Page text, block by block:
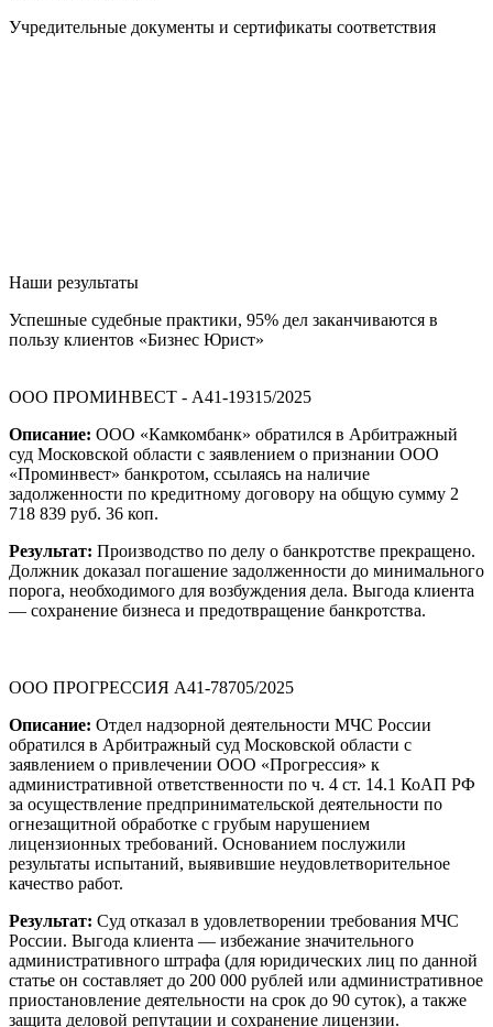
Учредительные документы и сертификаты соответствия
Наши результаты
Успешные судебные практики, 95% дел заканчиваются в
пользу клиентов «Бизнес Юрист»
ООО ПРОМИНВЕСТ - А41-19315/2025
Описание: ООО «Камкомбанк» обратился в Арбитражный
суд Московской области с заявлением о признании ООО
«Проминвест» банкротом, ссылаясь на наличие
задолженности по кредитному договору на общую сумму 2
718 839 руб. 36 коп.
Результат: Производство по делу о банкротстве прекращено.
Должник доказал погашение задолженности до минимального
порога, необходимого для возбуждения дела. Выгода клиента
— сохранение бизнеса и предотвращение банкротства.
ООО ПРОГРЕССИЯ А41-78705/2025
Описание: Отдел надзорной деятельности МЧС России
обратился в Арбитражный суд Московской области с
заявлением о привлечении ООО «Прогрессия» к
административной ответственности по ч. 4 ст. 14.1 КоАП РФ
за осуществление предпринимательской деятельности по
огнезащитной обработке с грубым нарушением
лицензионных требований. Основанием послужили
результаты испытаний, выявившие неудовлетворительное
качество работ.
Результат: Суд отказал в удовлетворении требования МЧС
России. Выгода клиента — избежание значительного
административного штрафа (для юридических лиц по данной
статье он составляет до 200 000 рублей или административное
приостановление деятельности на срок до 90 суток), а также
защита деловой репутации и сохранение лицензии.